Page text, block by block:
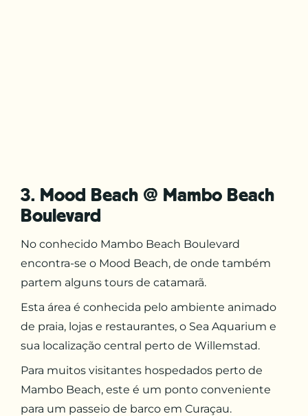
3. Mood Beach @ Mambo Beach
Boulevard
No conhecido Mambo Beach Boulevard
encontra-se o Mood Beach, de onde também
partem alguns tours de catamarã.
Esta área é conhecida pelo ambiente animado
de praia, lojas e restaurantes, o Sea Aquarium e
sua localização central perto de Willemstad.
Para muitos visitantes hospedados perto de
Mambo Beach, este é um ponto conveniente
para um passeio de barco em Curaçau.